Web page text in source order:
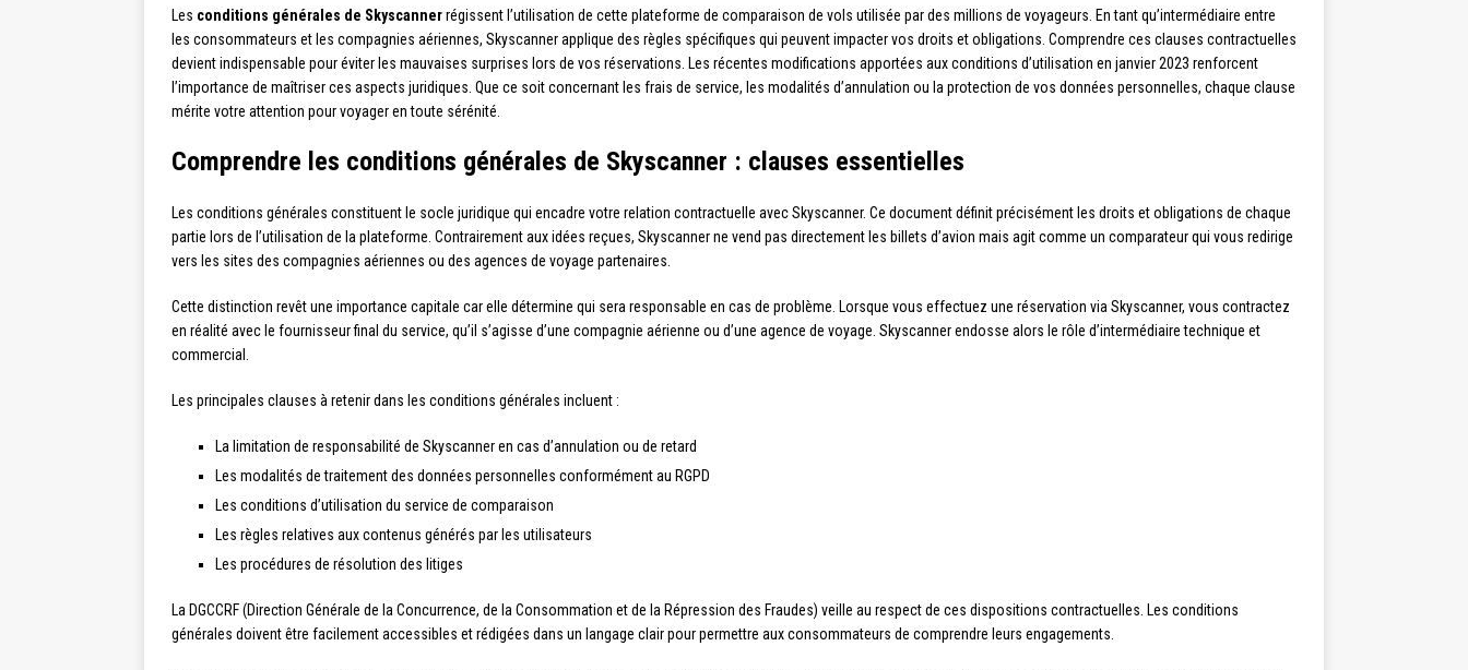
Les conditions générales de Skyscannerrégissent l’utilisation de cette plateforme de comparaison de vols utilisée par des millions de voyageurs. En tant qu’intermédiaire entre
les consommateurs et les compagnies aériennes, Skyscanner applique des règles spécifiques qui peuvent impacter vos droits et obligations. Comprendre ces clauses contractuelles
devient indispensable pour éviter les mauvaises surprises lors de vos réservations. Les récentes modifications apportées aux conditions d’utilisation en janvier 2023 renforcent
l’importance de maîtriser ces aspects juridiques. Que ce soit concernant les frais de service, les modalités d’annulation ou la protection de vos données personnelles, chaque clause
mérite votre attention pour voyager en toute sérénité.
Comprendre les conditions générales de Skyscanner : clauses essentielles
Les conditions générales constituent le socle juridique qui encadre votre relation contractuelle avec Skyscanner. Ce document définit précisément les droits et obligations de chaque
partie lors de l’utilisation de la plateforme. Contrairement aux idées reçues, Skyscanner ne vend pas directement les billets d’avion mais agit comme un comparateur qui vous redirige
vers les sites des compagnies aériennes ou des agences de voyage partenaires.
Cette distinction revêt une importance capitale car elle détermine qui sera responsable en cas de problème. Lorsque vous effectuez une réservation via Skyscanner, vous contractez
en réalité avec le fournisseur final du service, qu’il s’agisse d’une compagnie aérienne ou d’une agence de voyage. Skyscanner endosse alors le rôle d’intermédiaire technique et
commercial.
Les principales clauses à retenir dans les conditions générales incluent :
La limitation de responsabilité de Skyscanner en cas d’annulation ou de retard
Les modalités de traitement des données personnelles conformément au RGPD
Les conditions d’utilisation du service de comparaison
Les règles relatives aux contenus générés par les utilisateurs
Les procédures de résolution des litiges
La DGCCRF (Direction Générale de la Concurrence, de la Consommation et de la Répression des Fraudes) veille au respect de ces dispositions contractuelles. Les conditions
générales doivent être facilement accessibles et rédigées dans un langage clair pour permettre aux consommateurs de comprendre leurs engagements.